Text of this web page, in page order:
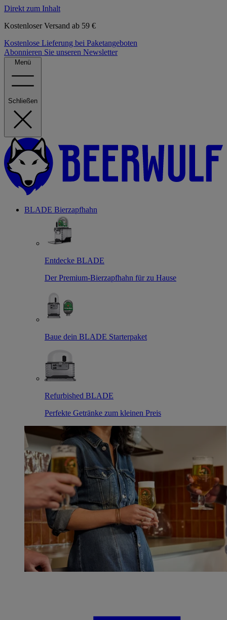
Direkt zum Inhalt
Kostenloser Versand ab 59 €
Kostenlose Lieferung bei Paketangeboten
Abonnieren Sie unseren Newsletter
Menü
Schließen
BLADE Bierzapfhahn
Entdecke BLADE
Der Premium-Bierzapfhahn für zu Hause
Baue dein BLADE Starterpaket
Refurbished BLADE
Perfekte Getränke zum kleinen Preis